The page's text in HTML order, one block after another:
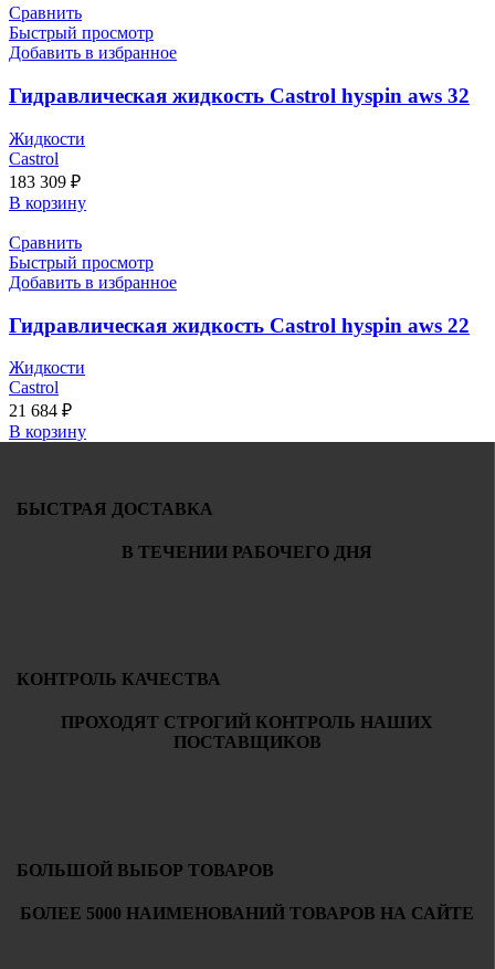
Сравнить
Быстрый просмотр
Добавить в избранное
Гидравлическая жидкость Castrol hyspin aws 32
Жидкости
Castrol
183 309 ₽
В корзину
Сравнить
Быстрый просмотр
Добавить в избранное
Гидравлическая жидкость Castrol hyspin aws 22
Жидкости
Castrol
21 684 ₽
В корзину
БЫСТРАЯ ДОСТАВКА
В ТЕЧЕНИИ РАБОЧЕГО ДНЯ
КОНТРОЛЬ КАЧЕСТВА
ПРОХОДЯТ СТРОГИЙ КОНТРОЛЬ НАШИХ
ПОСТАВЩИКОВ
БОЛЬШОЙ ВЫБОР ТОВАРОВ
БОЛЕЕ 5000 НАИМЕНОВАНИЙ ТОВАРОВ НА САЙТЕ